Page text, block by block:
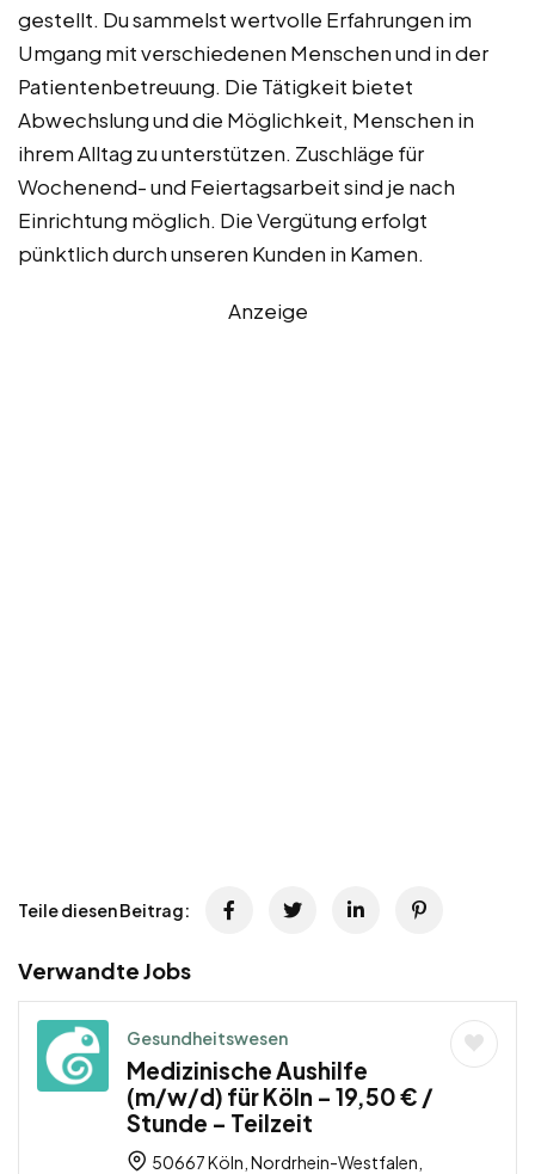
gestellt. Du sammelst wertvolle Erfahrungen im
Umgang mit verschiedenen Menschen und in der
Patientenbetreuung. Die Tätigkeit bietet
Abwechslung und die Möglichkeit, Menschen in
ihrem Alltag zu unterstützen. Zuschläge für
Wochenend- und Feiertagsarbeit sind je nach
Einrichtung möglich. Die Vergütung erfolgt
pünktlich durch unseren Kunden in Kamen.
Anzeige
Teile diesen Beitrag:
Verwandte Jobs
Gesundheitswesen
Medizinische Aushilfe
(m/w/d) für Köln – 19,50 € /
Stunde – Teilzeit
50667 Köln, Nordrhein-Westfalen,